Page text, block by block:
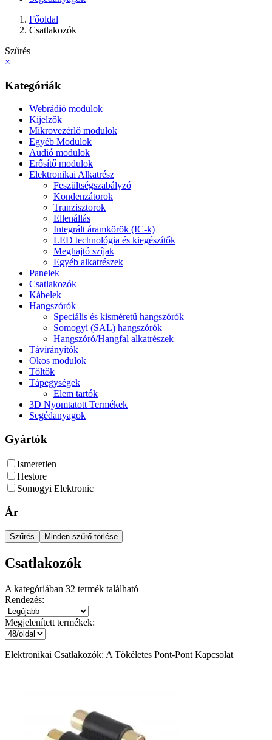
Főoldal
Csatlakozók
Szűrés
×
Kategóriák
Webrádió modulok
Kijelzők
Mikrovezérlő modulok
Egyéb Modulok
Audió modulok
Erősítő modulok
Elektronikai Alkatrész
Feszültségszabályzó
Kondenzátorok
Tranzisztorok
Ellenállás
Integrált áramkörök (IC-k)
LED technológia és kiegészítők
Meghajtó szíjak
Egyéb alkatrészek
Panelek
Csatlakozók
Kábelek
Hangszórók
Speciális és kisméretű hangszórók
Somogyi (SAL) hangszórók
Hangszóró/Hangfal alkatrészek
Távírányítók
Okos modulok
Töltők
Tápegységek
Elem tartók
3D Nyomtatott Termékek
Segédanyagok
Gyártók
Ismeretlen
Hestore
Somogyi Elektronic
Ár
Szűrés Minden szűrő törlése
Csatlakozók
A kategóriában 32 termék található
Rendezés:
Megjelenített termékek:
Elektronikai Csatlakozók: A Tökéletes Pont-Pont Kapcsolat